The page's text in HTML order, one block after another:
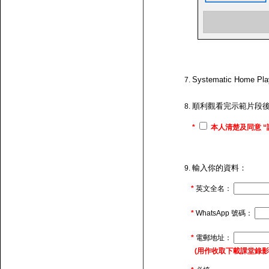
Systematic Home
順利觀看完示範片段
* 本人清楚及同意
輸入你的資料：
* 英文全名：
* WhatsApp 號碼：
* 電郵地址：
(用作收取下載課堂錄